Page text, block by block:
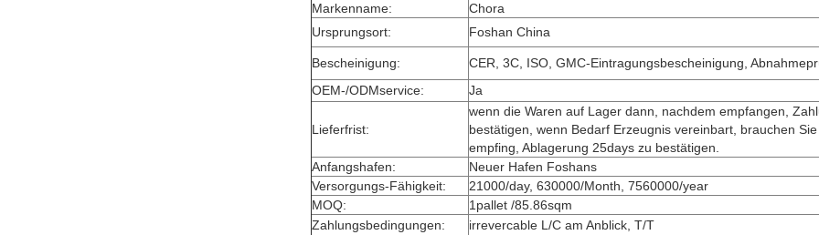
Markenname:
Chora
Ursprungsort:
Foshan China
Bescheinigung:
CER, 3C, ISO, GMC-Eintragungsbescheinigung,
OEM-/ODMservice:
Ja
Lieferfrist:
wenn die Waren auf Lager dann, nachdem empfangen,
bestätigen, wenn Bedarf Erzeugnis vereinbart, brauchen
empfing, Ablagerung 25days zu bestätigen.
Anfangshafen:
Neuer Hafen Foshans
Versorgungs-Fähigkeit:
21000/day, 630000/Month, 7560000/year
MOQ:
1pallet /85.86sqm
Zahlungsbedingungen:
irrevercable L/C am Anblick, T/T